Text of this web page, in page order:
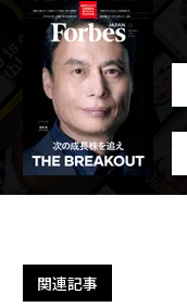
関連記事